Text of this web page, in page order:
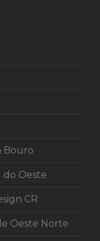
Bouro
Oeste
CR
Oeste Norte